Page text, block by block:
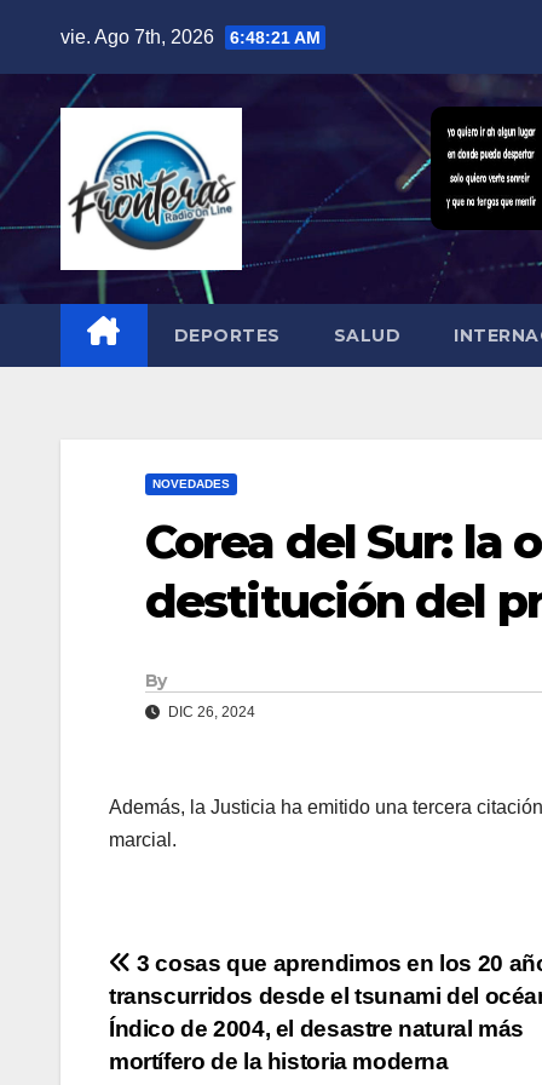
vie. Ago 7th, 2026 6:48:22 AM
DEPORTES SALUD
NOVEDADES
Corea del Sur: la
destitución del
By
DIC 26, 2024
Además, la Justicia ha emitido una tercera
marcial.
Navegación
de
entradas
3 cosas que aprendimos en los 20
transcurridos desde el tsunami del
Índico de 2004, el desastre natural más
mortífero de la historia moderna